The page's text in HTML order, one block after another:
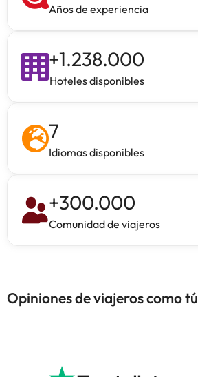
Años de experiencia
+1.238.000
Hoteles disponibles
7
Idiomas disponibles
+300.000
Comunidad de viajeros
Opiniones de viajeros como tú